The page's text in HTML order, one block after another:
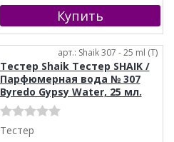
арт.: Shaik 307 - 25 ml (T)
Тестер Shaik Тестер SHAIK /
Парфюмерная вода № 307
Byredo Gypsy Water, 25 мл.
Тестер